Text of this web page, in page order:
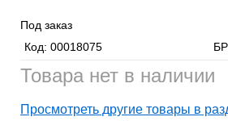
Под заказ
Код: 00018075
Товара нет в наличии
Просмотреть другие товары в